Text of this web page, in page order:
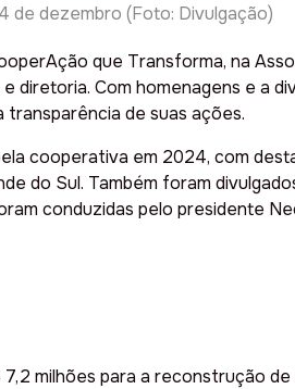
de dezembro (Foto: Divulgação)
que Transforma, na
diretoria. Com homenagens e a
de suas ações.
cooperativa em 2024, com
do Sul. Também foram
conduzidas pelo presidente
milhões para a reconstrução